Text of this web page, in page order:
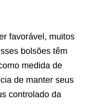
favorável, muitos
bolsões têm
medida de
de manter seus
controlado da